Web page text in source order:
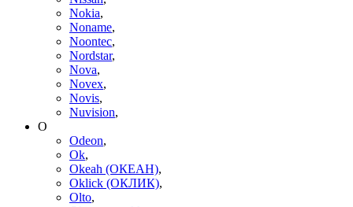
Nokia,
Noname,
Noontec,
Nordstar,
Nova,
Novex,
Novis,
Nuvision,
O
Odeon,
Ok,
Okeah (ОКЕАН),
Oklick (ОКЛИК),
Olto,